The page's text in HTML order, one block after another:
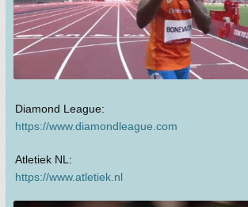
Diamond League:
https://www.diamondleague.com
Atletiek NL:
https://www.atletiek.nl